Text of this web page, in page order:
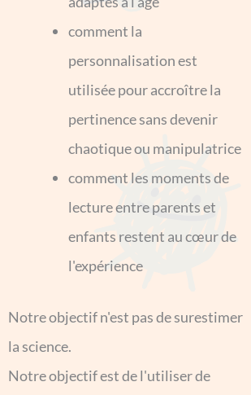
comment la
personnalisation est
utilisée pour accroître la
pertinence sans devenir
chaotique ou manipulatrice
comment les moments de
lecture entre parents et
enfants restent au cœur de
l'expérience
Notre objectif n'est pas de surestimer
la science.
Notre objectif est de l'utiliser de